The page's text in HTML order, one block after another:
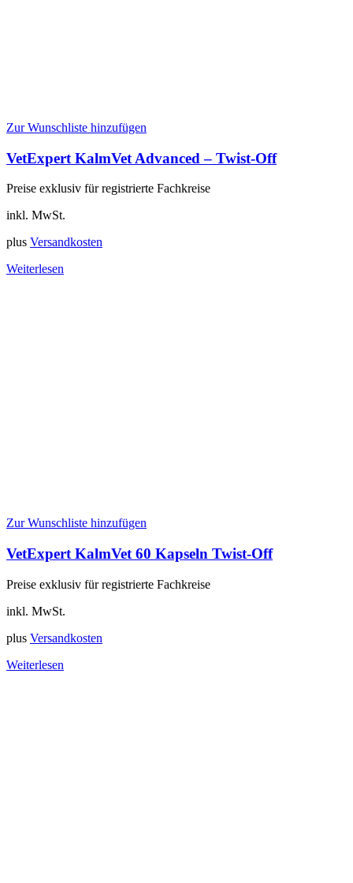
Zur Wunschliste hinzufügen
VetExpert KalmVet Advanced – Twist-Off
Preise exklusiv für registrierte Fachkreise
inkl. MwSt.
plus Versandkosten
Weiterlesen
Zur Wunschliste hinzufügen
VetExpert KalmVet 60 Kapseln Twist-Off
Preise exklusiv für registrierte Fachkreise
inkl. MwSt.
plus Versandkosten
Weiterlesen